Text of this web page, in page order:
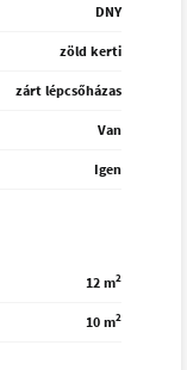
DNY
zöld kerti
zárt lépcsőházas
Van
Igen
12 m2
10 m2